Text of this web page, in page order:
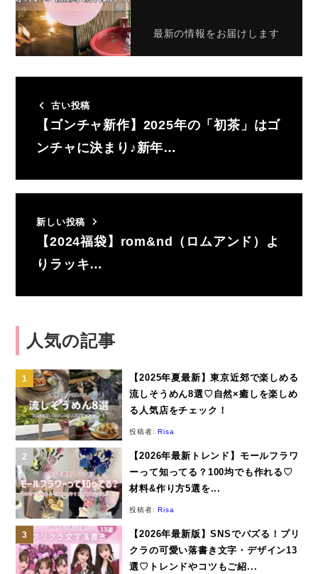
最新の情報をお届けします
古い投稿
【ゴンチャ新作】2025年の「初茶」はゴ
ンチャに決まり♪新年…
新しい投稿
【2024福袋】rom&nd（ロムアンド）よ
りラッキ…
人気の記事
【2025年夏最新】東京近郊で楽しめる
流しそうめん8選♡自然×癒しを楽しめ
る人気店をチェック！
投稿者: Risa
【2026年最新トレンド】モールフラワ
ーって知ってる？100均でも作れる♡
材料&作り方5選を...
投稿者: Risa
【2026年最新版】SNSでバズる！プリ
クラの可愛い落書き文字・デザイン13
選♡トレンドやコツもご紹...